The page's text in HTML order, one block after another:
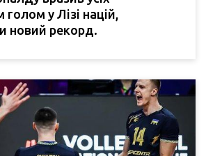
у Лізі націй,
новий рекорд.